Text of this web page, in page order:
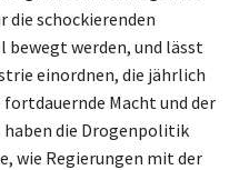
die schockierenden
bewegt werden, und lässt
einordnen, die jährlich
Macht und der
die Drogenpolitik
wie Regierungen mit der